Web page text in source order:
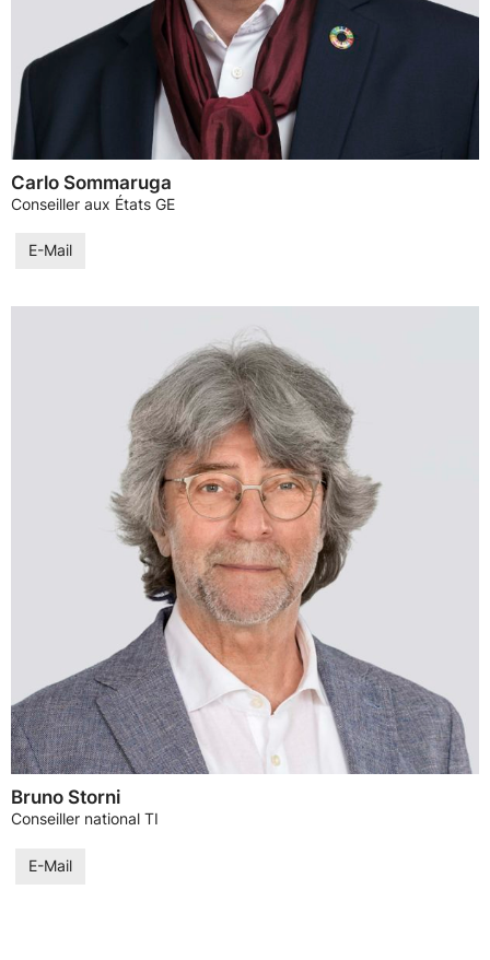
Carlo Sommaruga
Conseiller aux États GE
E-Mail
Bruno Storni
Conseiller national TI
E-Mail